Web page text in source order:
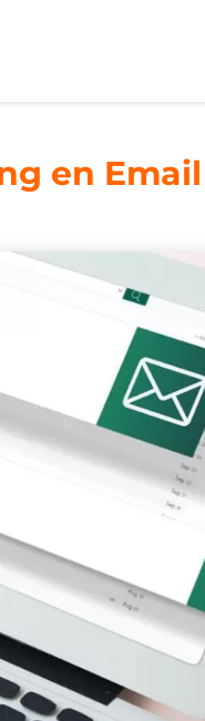
en